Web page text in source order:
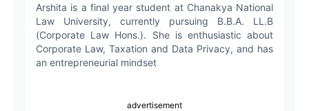
Arshita is a final year student at Chanakya National
Law University, currently pursuing B.B.A. LL.B
(Corporate Law Hons.). She is enthusiastic about
Corporate Law, Taxation and Data Privacy, and has
an entrepreneurial mindset
advertisement